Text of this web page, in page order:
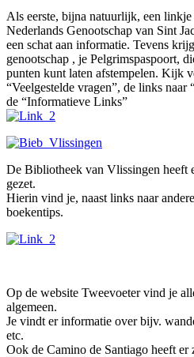
Als eerste, bijna natuurlijk, een
Nederlands Genootschap van Sint
een schat aan informatie. Tevens
genootschap , je Pelgrimspaspoort,
punten kunt laten afstempelen. Kijk
“Veelgestelde vragen”, de links naar
de “Informatieve Links”
De Bibliotheek van Vlissingen heeft
gezet.
Hierin vind je, naast links naar
boekentips.
Op de website Tweevoeter vind je
algemeen.
Je vindt er informatie over bijv.
etc.
Ook de Camino de Santiago heeft er